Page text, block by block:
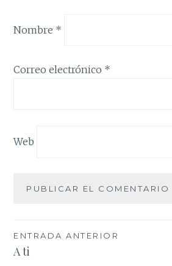
Nombre *
Correo electrónico *
Web
Navegación
de
ENTRADA ANTERIOR
A ti